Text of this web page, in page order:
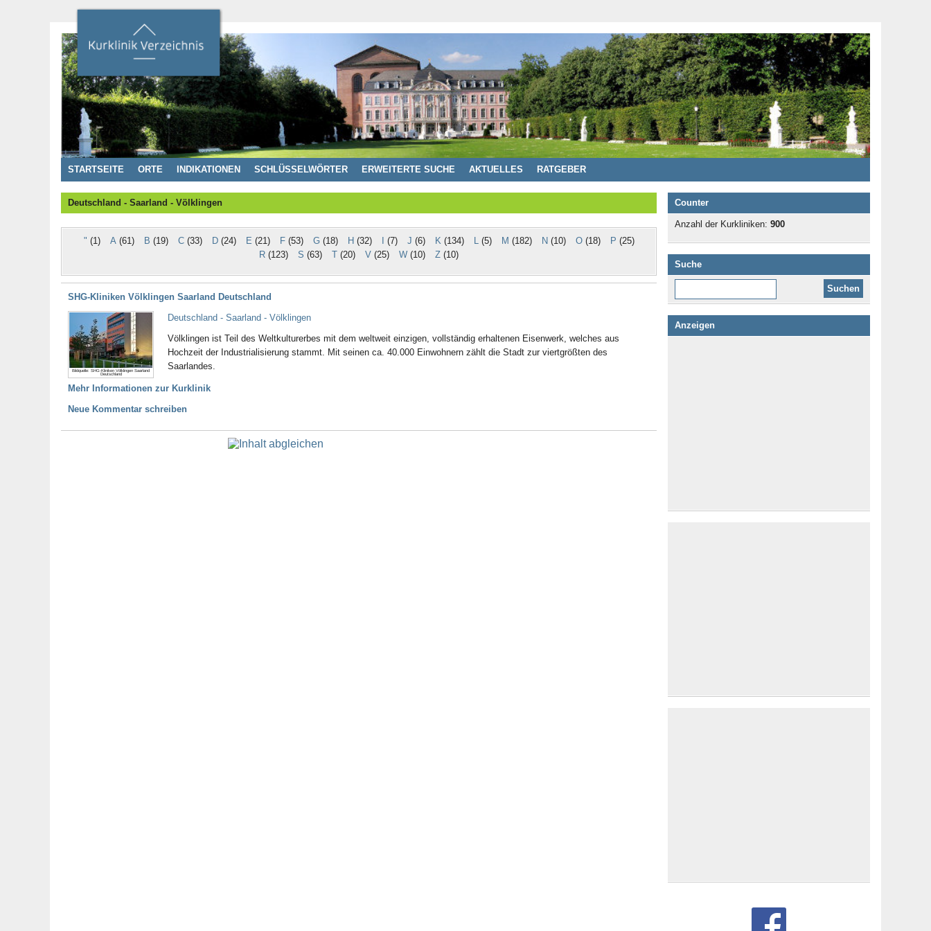
STARTSEITE ORTE INDIKATIONEN SCHLÜSSELWÖRTER ERWEITERTE SUCHE AKTUELLES RATGEBER
Deutschland - Saarland - Völklingen
" (1) A(61) B (19) C(33) D(24) E (21) F(53) G(18) H (32) (7) J (6) K(134) L(5) M (182) N (10) O(18) P (25)
R (123) S (63) T (20) V (25) W (10) Z (10)
SHG-Kliniken Völklingen Saarland Deutschland
Bildquelle: SHG-Kliniken Völklingen Saarland
Deutschland
Deutschland - Saarland - Völklingen
Völklingen ist Teil des Weltkulturerbes mit dem weltweit einzigen, vollständig erhaltenen Eisenwerk, welches aus
Hochzeit der Industrialisierung stammt. Mit seinen ca. 40.000 Einwohnern zählt die Stadt zur viertgrößten des
Saarlandes.
Mehr Informationen zur Kurklinik
Neue Kommentar schreiben
Counter
Anzahl der Kurkliniken: 900
Suche
Anzeigen